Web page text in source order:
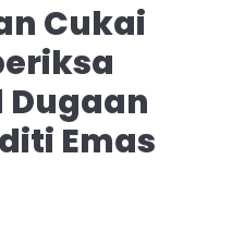
Cukai
Dugaan
Emas